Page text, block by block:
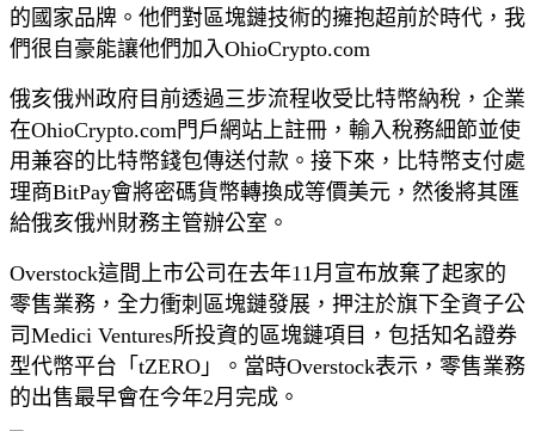
的國家品牌。他們對區塊鏈技術的擁抱超前於時代，我
們很自豪能讓他們加入OhioCrypto.com
俄亥俄州政府目前透過三步流程收受比特幣納稅，企業
在OhioCrypto.com門戶網站上註冊，輸入稅務細節並使
用兼容的比特幣錢包傳送付款。接下來，比特幣支付處
理商BitPay會將密碼貨幣轉換成等價美元，然後將其匯
給俄亥俄州財務主管辦公室。
Overstock這間上市公司在去年11月宣布放棄了起家的
零售業務，全力衝刺區塊鏈發展，押注於旗下全資子公
司Medici Ventures所投資的區塊鏈項目，包括知名證券
型代幣平台「tZERO」。當時Overstock表示，零售業務
的出售最早會在今年2月完成。